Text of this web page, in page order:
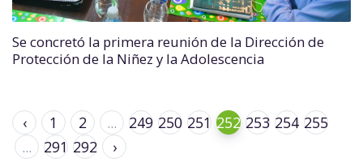
Se concretó la primera reunión de la Dirección de
Protección de la Niñez y la Adolescencia
‹ 1 2 ... 249 250 251 252 253 254 255
...
291 292 ›